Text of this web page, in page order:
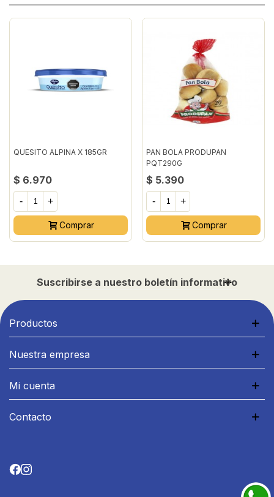
QUESITO ALPINA X 185GR
$ 6.970
- +
Comprar
PAN BOLA PRODUPAN
PQT290G
$ 5.390
- +
Comprar
Suscribirse a nuestro boletín informativo
Productos
Nuestra empresa
Mi cuenta
Contacto